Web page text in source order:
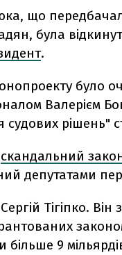
що
була
.
було
Валерієм
судових рішень"
скандальний
депутатами
Тігіпко.
9